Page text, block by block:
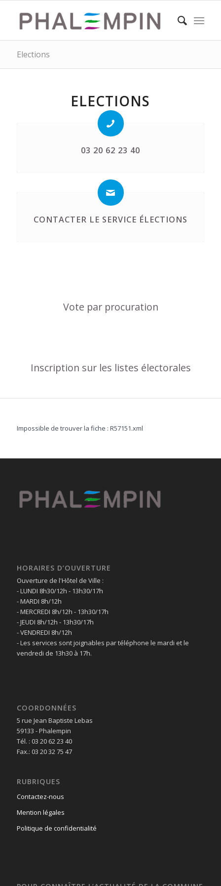
Elections
ELECTIONS
03 20 62 23 40
CONTACTER LE SERVICE ÉLECTIONS
Vote par procuration
Inscription sur les listes électorales
Impossible de trouver la fiche : R57151.xml
HORAIRES D’OUVERTURE
Ouverture de l'Hôtel de Ville :
- LUNDI 8h30/12h - 13h30/17h
- MARDI 8h/12h
- MERCREDI 8h/12h - 13h30/17h
- JEUDI 8h/12h - 13h30/17h
- VENDREDI 8h/12h
- Les services sont joignables par téléphone le mardi et le
vendredi de 13h30 à 17h.
COORDONNÉES
5 rue Jean Baptiste Lebas
59133 - Phalempin
Tél. : 03 20 62 23 40
Fax.: 03 20 32 75 47
RUBRIQUES
Contactez-nous
Mention légales
Politique de confidentialité